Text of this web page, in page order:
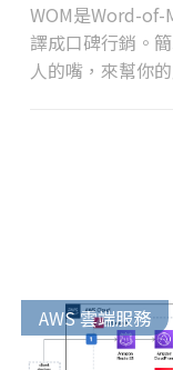
WOM是Word-of-
譯成口碑行銷。
人的嘴，來幫你
AWS 雲端服務